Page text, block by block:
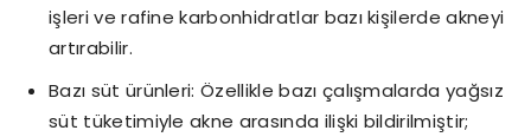
işleri ve rafine karbonhidratlar bazı kişilerde akneyi
artırabilir.
Bazı süt ürünleri: Özellikle bazı çalışmalarda yağsız
süt tüketimiyle akne arasında ilişki bildirilmiştir;